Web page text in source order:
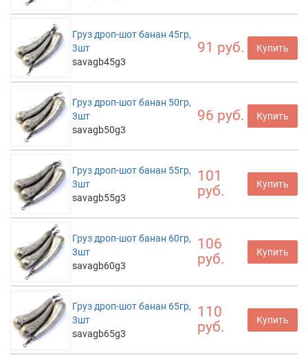
Груз дроп-шот банан 45гр,
3шт
savagb45g3
91 руб. Купить
Груз дроп-шот банан 50гр,
3шт
savagb50g3
96 руб. Купить
Груз дроп-шот банан 55гр,
3шт
savagb55g3
101
руб.
Купить
Груз дроп-шот банан 60гр,
3шт
savagb60g3
106
руб.
Купить
Груз дроп-шот банан 65гр,
3шт
savagb65g3
110
руб.
Купить